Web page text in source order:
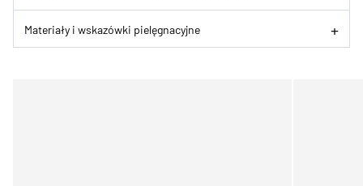
Materiały i wskazówki pielęgnacyjne